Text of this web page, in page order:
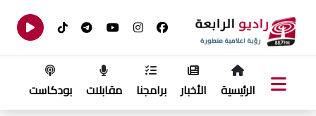
الرئيسية الأخبار برامجنا مقابلات بودكاست